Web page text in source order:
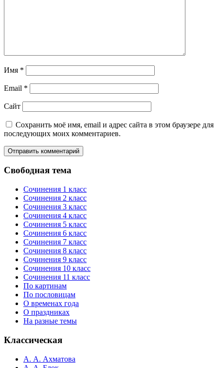
Имя *
Email *
Сайт
Сохранить моё имя, email и адрес сайта в этом браузере для
последующих моих комментариев.
Свободная тема
Сочинения 1 класс
Сочинения 2 класс
Сочинения 3 класс
Сочинения 4 класс
Сочинения 5 класс
Сочинения 6 класс
Сочинения 7 класс
Сочинения 8 класс
Сочинения 9 класс
Сочинения 10 класс
Сочинения 11 класс
По картинам
По пословицам
О временах года
О праздниках
На разные темы
Классическая
А. А. Ахматова